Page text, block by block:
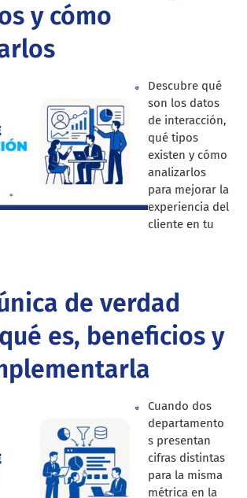
y cómo
Descubre qué
son los datos
de interacción,
qué tipos
existen y cómo
analizarlos
para mejorar la
experiencia del
cliente en tu
de verdad
qué es, beneficios y
Cuando dos
departamento
s presentan
cifras distintas
para la misma
métrica en la